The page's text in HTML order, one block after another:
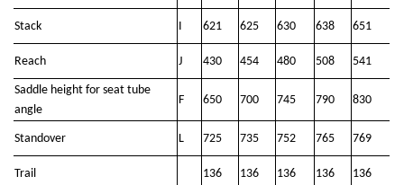
Stack I 621 625 630 638 651
Reach J 430 454 480 508 541
Saddle height for seat tube
angle
F 650 700 745 790 830
Standover L 725 735 752 765 769
Trail 136 136 136 136 136